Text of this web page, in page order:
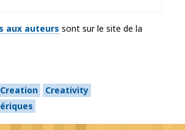
aux auteurs sont sur le site de la
Creation
Creativity